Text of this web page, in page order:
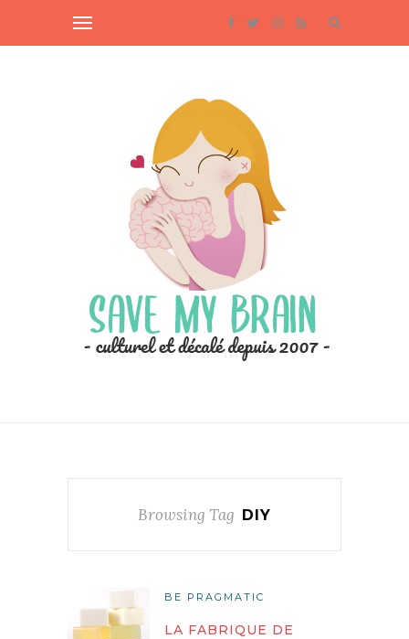
Browsing Tag DIY
BE PRAGMATIC
LA FABRIQUE DE